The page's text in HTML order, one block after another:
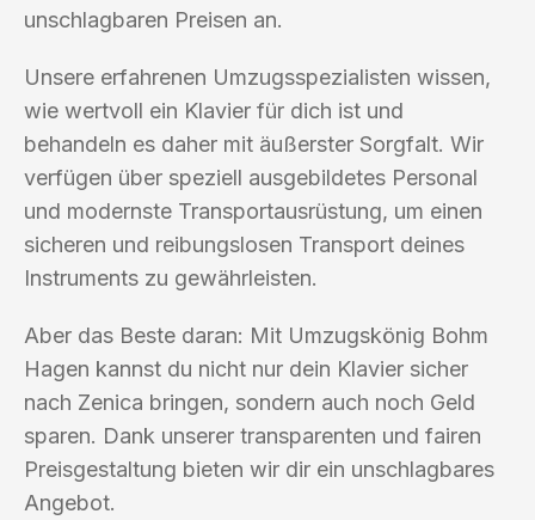
unschlagbaren Preisen an.
Unsere erfahrenen Umzugsspezialisten wissen,
wie wertvoll ein Klavier für dich ist und
behandeln es daher mit äußerster Sorgfalt. Wir
verfügen über speziell ausgebildetes Personal
und modernste Transportausrüstung, um einen
sicheren und reibungslosen Transport deines
Instruments zu gewährleisten.
Aber das Beste daran: Mit Umzugskönig Bohm
Hagen kannst du nicht nur dein Klavier sicher
nach Zenica bringen, sondern auch noch Geld
sparen. Dank unserer transparenten und fairen
Preisgestaltung bieten wir dir ein unschlagbares
Angebot.